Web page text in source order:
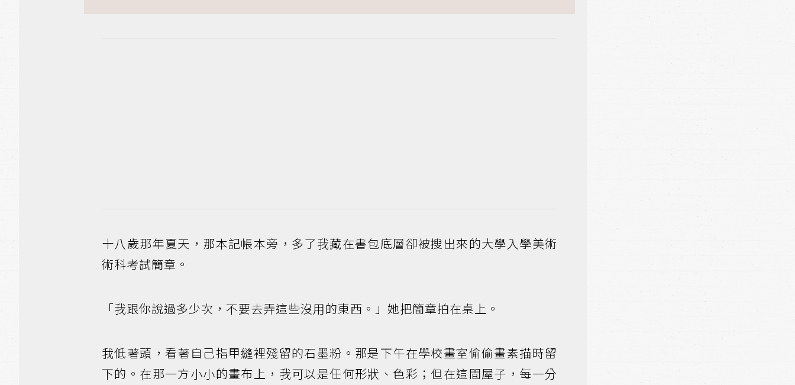
十八歲那年夏天，那本記帳本旁，多了我藏在書包底層卻被搜出來的大學入學美術
術科考試簡章。
「我跟你說過多少次，不要去弄這些沒用的東西。」她把簡章拍在桌上。
我低著頭，看著自己指甲縫裡殘留的石墨粉。那是下午在學校畫室偷偷畫素描時留
下的。在那一方小小的畫布上，我可以是任何形狀、色彩；但在這間屋子，每一分